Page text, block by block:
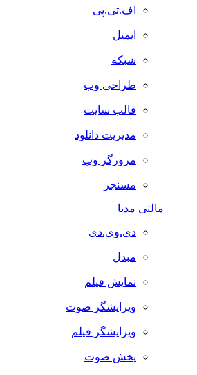
اف.تی.پی
ایمیل
شبکه
طراحی وب
قالب سایت
مدیریت دانلود
مرورگر وب
مسنجر
مالتی مدیا
دی.وی.دی
مبدل
نمایش فیلم
ویرایشگر صوت
ویرایشگر فیلم
پخش صوت